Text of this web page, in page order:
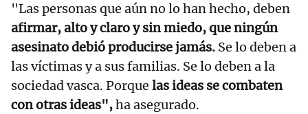
"Las personas que aún no lo han hecho, deben
afirmar, alto y claro y sin miedo, que ningún
asesinato debió producirse jamás. Se lo deben a
las víctimas y a sus familias. Se lo deben a la
sociedad vasca. Porque las ideas se combaten
con otras ideas",ha asegurado.